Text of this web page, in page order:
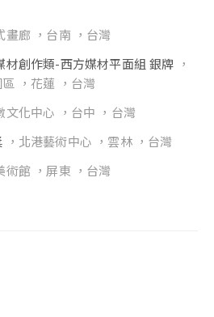
畫廊 ，台南 ，台灣
材創作類-西方媒材平面組 銀牌 ，
，花蓮 ，台灣
文化中心 ，台中 ，台灣
，北港藝術中心 ，雲林 ，台灣
術館 ，屏東 ，台灣